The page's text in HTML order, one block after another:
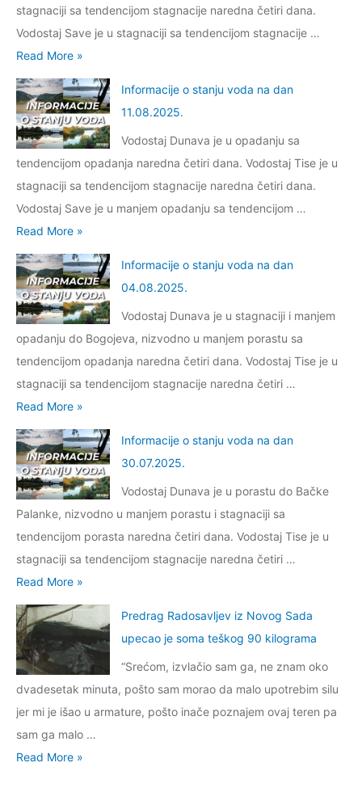
..
0
9
.
2
0
2
5
.
d
a
č
a
m
a
c
a
u
g
r
a
d
s
k
o
j
l
u
c
i
e
r
e
v
a
7
u
v
o
d
n
a
a
n
3
0
.
0
8
.
2
0
2
5
.
a
c
i
j
e
o
s
u
v
o
a
a
a
n
2
1
.
0
8
.
2
0
2
5
.
stagnaciji sa tendencijom stagnacije naredna četiri dana.
Vodostaj Save je u stagnaciji sa tendencijom stagnacije …
I
n
f
o
r
m
a
c
i
j
e
o
s
u
v
o
d
a
a
a
n
1
5
.
0
8
Read More »
Informacije o stanju voda na dan
11.08.2025.
Vodostaj Dunava je u opadanju sa
tendencijom opadanja naredna četiri dana. Vodostaj Tise je u
stagnaciji sa tendencijom stagnacije naredna četiri dana.
Vodostaj Save je u manjem opadanju sa tendencijom …
I
n
f
o
r
m
a
c
i
j
e
o
s
u
v
o
d
a
a
Read More »
Informacije o stanju voda na dan
04.08.2025.
Vodostaj Dunava je u stagnaciji i manjem
opadanju do Bogojeva, nizvodno u manjem porastu sa
tendencijom opadanja naredna četiri dana. Vodostaj Tise je u
stagnaciji sa tendencijom stagnacije naredna četiri …
I
n
f
o
r
m
a
c
i
j
e
o
s
a
Read More »
Informacije o stanju voda na dan
30.07.2025.
Vodostaj Dunava je u porastu do Bačke
Palanke, nizvodno u manjem porastu i stagnaciji sa
tendencijom porasta naredna četiri dana. Vodostaj Tise je u
stagnaciji sa tendencijom stagnacije naredna četiri …
I
n
f
o
r
m
a
c
i
Read More »
Predrag Radosavljev iz Novog Sada
upecao je soma teškog 90 kilograma
“Srećom, izvlačio sam ga, ne znam oko
dvadesetak minuta, pošto sam morao da malo upotrebim silu
јer mi јe išao u armature, pošto inače poznaјem ovaј teren pa
sam ga malo …
P
Read More »